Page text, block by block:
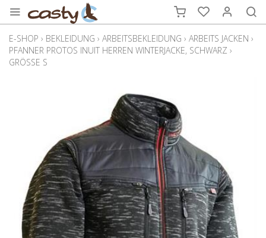
E-SHOP › BEKLEIDUNG › ARBEITSBEKLEIDUNG › ARBEITS JACKEN ›
PFANNER PROTOS INUIT HERREN WINTERJACKE, SCHWARZ ›
GRÖSSE S